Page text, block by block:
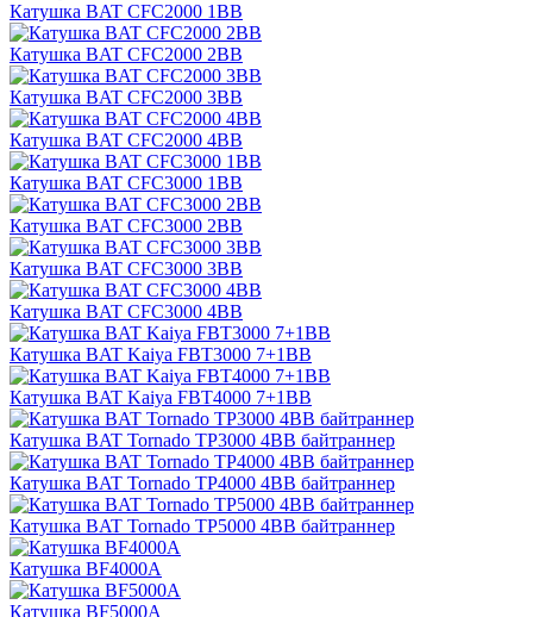
Катушка BAT CFC2000 1BB
Катушка BAT CFC2000 2BB
Катушка BAT CFC2000 3BB
Катушка BAT CFC2000 4BB
Катушка BAT CFC3000 1BB
Катушка BAT CFC3000 2BB
Катушка BAT CFC3000 3BB
Катушка BAT CFC3000 4BB
Катушка BAT Kaiya FBT3000 7+1BB
Катушка BAT Kaiya FBT4000 7+1BB
Катушка BAT Tornado TP3000 4BB байтраннер
Катушка BAT Tornado TP4000 4BB байтраннер
Катушка BAT Tornado TP5000 4BB байтраннер
Катушка BF4000A
Катушка BF5000A